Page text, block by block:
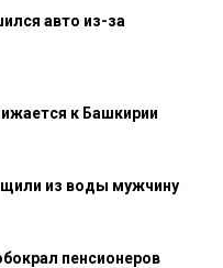
авто из-за
к Башкирии
из воды мужчину
пенсионеров